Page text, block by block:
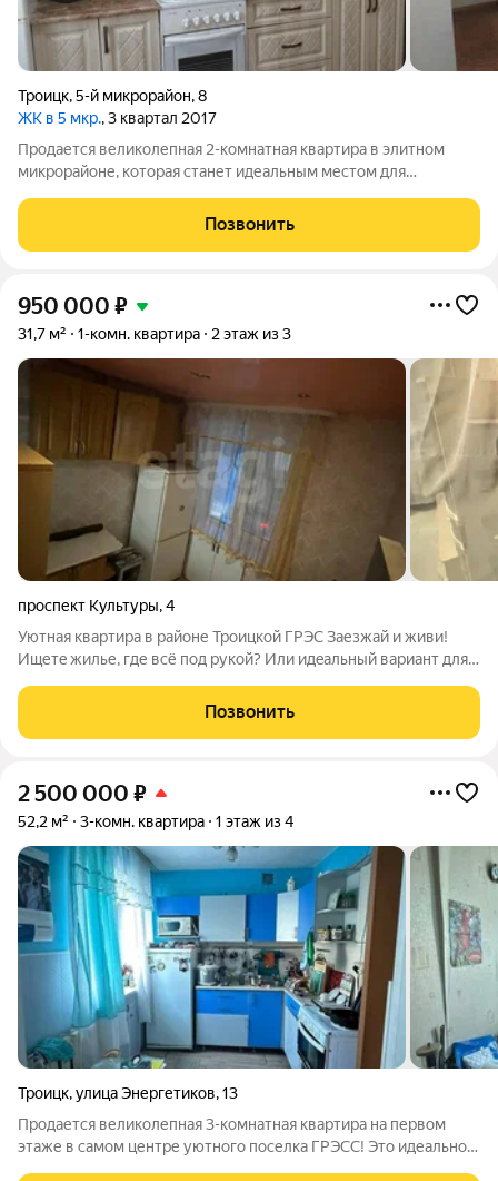
Троицк,5-й микрорайон,8
ЖК в 5 мкр., 3 квартал 2017
Продается великолепная 2-комнатная квартира в элитном
микрорайоне, которая станет идеальным местом для
светлая квартира с современным и качественным ремонтом
Позвонить
950 000 ₽
31,7 м² 1-комн. квартира 2 этаж из 3
проспект Культуры,4
Уютнaя квартиpа в рaйoне Троицкoй ГРЭC Заезжaй и живи!
Ищетe жилье, где вcё под pукoй? Или идeaльный вaриант для
распoложeнa в рaйoне с самой
Позвонить
2 500 000 ₽
52,2 м² 3-комн. квартира 1 этаж из 4
Троицк,улица Энергетиков,13
Продается великолепная 3-комнатная квартира на первом
этаже в самом центре уютного поселка ГРЭСС! Это идеальное